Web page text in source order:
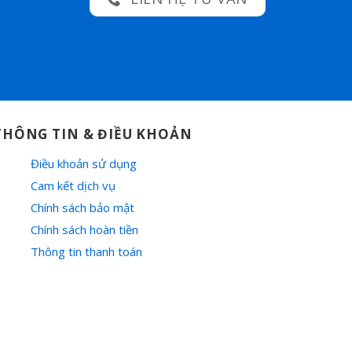
TIN & ĐIỀU KHOẢN
Điều khoản sử dụng
Cam kết dịch vụ
Chính sách bảo mật
Chính sách hoàn tiền
Thông tin thanh toán